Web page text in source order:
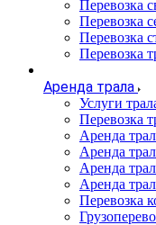
Перевозка
Перевозка
Перевозка
Перевозка
Аренда трала
Услуги
Перевозка
Аренда
Аренда
Аренда
Аренда
Перевозка